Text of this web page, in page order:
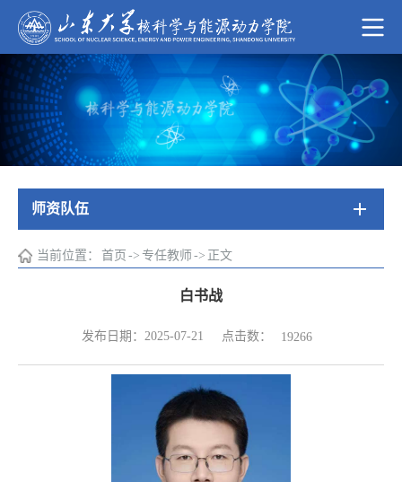
师资队伍
当前位置： 首页 -> 专任教师 -> 正文
白书战
发布日期：2025-07-21 点击数： 19266